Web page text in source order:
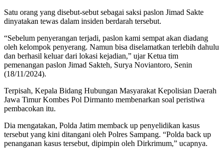
Satu orang yang disebut-sebut sebagai saksi paslon Jimad Sakte
dinyatakan tewas dalam insiden berdarah tersebut.
“Sebelum penyerangan terjadi, paslon kami sempat akan diadang
oleh kelompok penyerang. Namun bisa diselamatkan terlebih dahulu
dan berhasil keluar dari lokasi kejadian,” ujar Ketua tim
pemenangan paslon Jimad Sakteh, Surya Noviantoro, Senin
(18/11/2024).
Terpisah, Kepala Bidang Hubungan Masyarakat Kepolisian Daerah
Jawa Timur Kombes Pol Dirmanto membenarkan soal peristiwa
pembacokan itu.
Dia mengatakan, Polda Jatim memback up penyelidikan kasus
tersebut yang kini ditangani oleh Polres Sampang. “Polda back up
penanganan kasus tersebut, dipimpin oleh Dirkrimum,” ucapnya.